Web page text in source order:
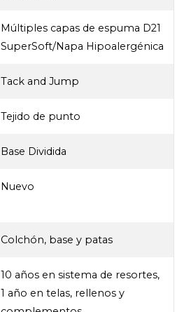
Múltiples capas de espuma D21
SuperSoft/Napa Hipoalergénica
Tack and Jump
Tejido de punto
Base Dividida
Nuevo
Colchón, base y patas
10 años en sistema de resortes,
1 año en telas, rellenos y